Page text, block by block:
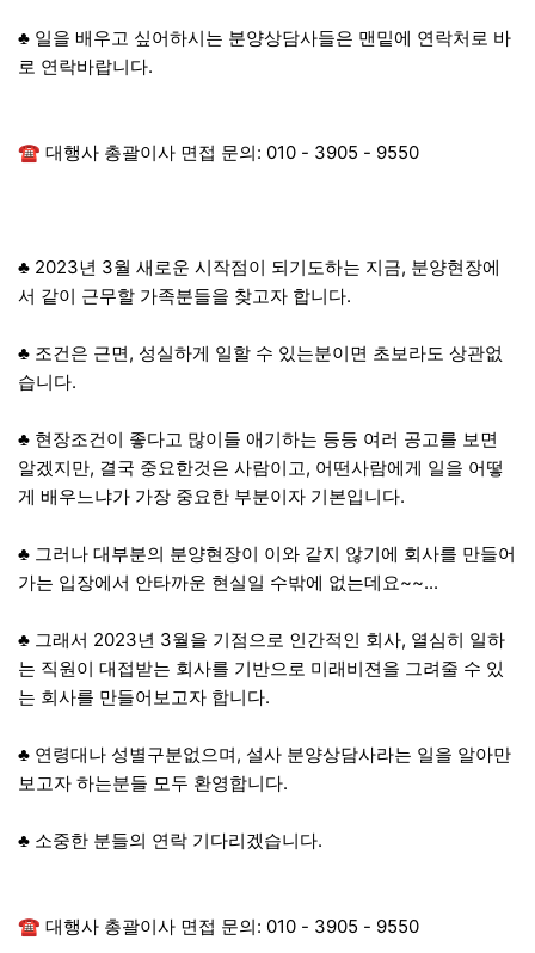
​​♣ 일을 배우고 싶어하시는 분양상담사들은 맨밑에 연락처로 바
로 연락바랍니다.
​☎ 대행사 총괄이사 면접 문의: 010 - 3905 - 9550
♣ 2023년 3월 새로운 시작점이 되기도하는 지금, 분양현장에
서 같이 근무할 가족분들을 찾고자 합니다.
♣ 조건은 근면, 성실하게 일할 수 있는분이면 초보라도 상관없
습니다.
​♣ 현장조건이 좋다고 많이들 애기하는 등등 여러 공고를 보면
알겠지만, 결국 중요한것은 사람이고, 어떤사람에게 일을 어떻
게 배우느냐가 가장 중요한 부분이자 기본입니다.
​♣ 그러나 대부분의 분양현장이 이와 같지 않기에 회사를 만들어
가는 입장에서 안타까운 현실일 수밖에 없는데요~~...
​♣ 그래서 2023년 3월을 기점으로 인간적인 회사, 열심히 일하
는 직원이 대접받는 회사를 기반으로 미래비젼을 그려줄 수 있
는 회사를 만들어보고자 합니다.
​♣ 연령대나 성별구분없으며, 설사 분양상담사라는 일을 알아만
보고자 하는분들 모두 환영합니다.
​♣ 소중한 분들의 연락 기다리겠습니다.
​☎ 대행사 총괄이사 면접 문의: 010 - 3905 - 9550